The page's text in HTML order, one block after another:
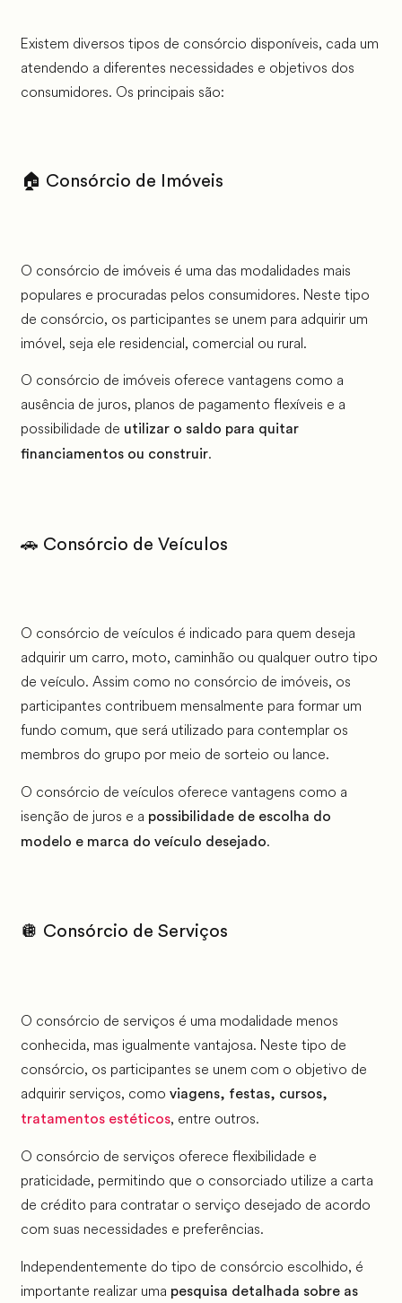
Existem diversos tipos de consórcio disponíveis, cada um
atendendo a diferentes necessidades e objetivos dos
consumidores. Os principais são:
🏠 Consórcio de Imóveis
O consórcio de imóveis é uma das modalidades mais
populares e procuradas pelos consumidores. Neste tipo
de consórcio, os participantes se unem para adquirir um
imóvel, seja ele residencial, comercial ou rural.
O consórcio de imóveis oferece vantagens como a
ausência de juros, planos de pagamento flexíveis e a
possibilidade de utilizar o saldo para quitar
financiamentos ou construir.
🚗 Consórcio de Veículos
O consórcio de veículos é indicado para quem deseja
adquirir um carro, moto, caminhão ou qualquer outro tipo
de veículo. Assim como no consórcio de imóveis, os
participantes contribuem mensalmente para formar um
fundo comum, que será utilizado para contemplar os
membros do grupo por meio de sorteio ou lance.
O consórcio de veículos oferece vantagens como a
isenção de juros e a possibilidade de escolha do
modelo e marca do veículo desejad o.
🪩 Consórcio de Serviços
O consórcio de serviços é uma modalidade menos
conhecida, mas igualmente vantajosa. Neste tipo de
consórcio, os participantes se unem com o objetivo de
adquirir serviços, como viagens, festas, cursos,
tratamentos estéticos, entre outros.
O consórcio de serviços oferece flexibilidade e
praticidade, permitindo que o consorciado utilize a carta
de crédito para contratar o serviço desejado de acordo
com suas necessidades e preferências.
Independentemente do tipo de consórcio escolhido, é
importante realizar uma pesquisa detalhada sobre as